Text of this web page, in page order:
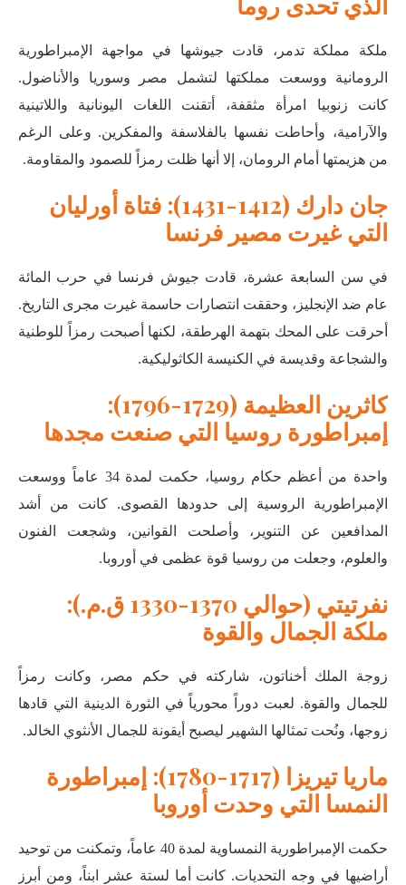
ملكة مملكة تدمر، قادت جيوشها في مواجهة الإمبراطورية
الرومانية ووسعت مملكتها لتشمل مصر وسوريا والأناضول.
كانت زنوبيا امرأة مثقفة، أتقنت اللغات اليونانية واللاتينية
والآرامية، وأحاطت نفسها بالفلاسفة والمفكرين. وعلى الرغم
من هزيمتها أمام الرومان، إلا أنها ظلت رمزاً للصمود والمقاومة.
جان دارك (1412-1431): فتاة أورليان
التي غيرت مصير فرنسا
في سن السابعة عشرة، قادت جيوش فرنسا في حرب المائة
عام ضد الإنجليز، وحققت انتصارات حاسمة غيرت مجرى التاريخ.
أحرقت على المحك بتهمة الهرطقة، لكنها أصبحت رمزاً للوطنية
والشجاعة وقديسة في الكنيسة الكاثوليكية.
كاثرين العظيمة (1729-1796):
إمبراطورة روسيا التي صنعت مجدها
واحدة من أعظم حكام روسيا، حكمت لمدة 34 عاماً ووسعت
الإمبراطورية الروسية إلى حدودها القصوى. كانت من أشد
المدافعين عن التنوير، وأصلحت القوانين، وشجعت الفنون
والعلوم، وجعلت من روسيا قوة عظمى في أوروبا.
نفرتيتي (حوالي 1370-1330 ق.م.):
ملكة الجمال والقوة
زوجة الملك أخناتون، شاركته في حكم مصر، وكانت رمزاً
للجمال والقوة. لعبت دوراً محورياً في الثورة الدينية التي قادها
زوجها، ونُحت تمثالها الشهير ليصبح أيقونة للجمال الأنثوي الخالد.
ماريا تيريزا (1717-1780): إمبراطورة
النمسا التي وحدت أوروبا
حكمت الإمبراطورية النمساوية لمدة 40 عاماً، وتمكنت من توحيد
أراضيها في وجه التحديات. كانت أما لستة عشر ابناً، ومن أبرز